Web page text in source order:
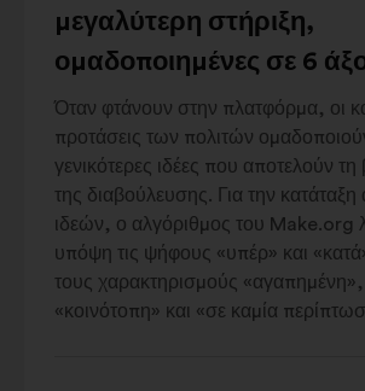
μεγαλύτερη στήριξη,
ομαδοποιημένες σε 6
Όταν φτάνουν στην πλατφόρμα, οι
προτάσεις των πολιτών
γενικότερες ιδέες που αποτελούν
της διαβούλευσης. Για την
ιδεών, ο αλγόριθμος του Make.org
υπόψη τις ψήφους «υπέρ» και
τους χαρακτηρισμούς «αγαπημένη»,
«κοινότοπη» και «σε καμία